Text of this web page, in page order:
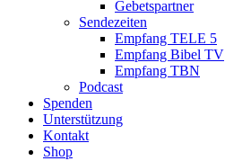
Gebetspartner
Sendezeiten
Empfang TELE 5
Empfang Bibel TV
Empfang TBN
Podcast
Spenden
Unterstützung
Kontakt
Shop